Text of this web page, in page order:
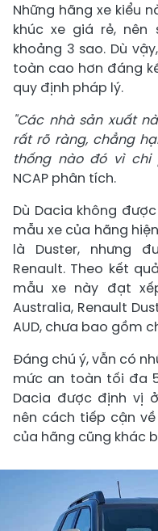
Những hãng xe kiểu
khúc xe giá rẻ,
khoảng 3 sao. Dù
toàn cao hơn đáng
quy định pháp lý.
"Các nhà sản xuất
rất rõ ràng, chẳng
thống nào đó vì chi
NCAP phân tích.
Dù Dacia không
mẫu xe của hãng
là Duster, nhưng
Renault. Theo kết
mẫu xe này đạt
Australia, Renault
AUD, chưa bao gồm
Đáng chú ý, vẫn có
mức an toàn tối đa
Dacia được định vị
nên cách tiếp cận
của hãng cũng khác